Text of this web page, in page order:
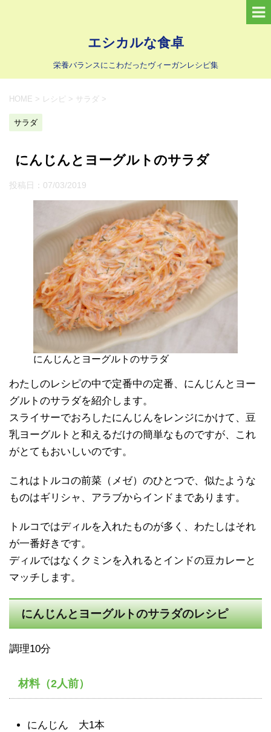
エシカルな食卓
栄養バランスにこわだったヴィーガンレシピ集
HOME > レシピ > サラダ >
サラダ
にんじんとヨーグルトのサラダ
投稿日： 07/03/2019
にんじんとヨーグルトのサラダ
わたしのレシピの中で定番中の定番、にんじんとヨー
グルトのサラダを紹介します。
スライサーでおろしたにんじんをレンジにかけて、豆
乳ヨーグルトと和えるだけの簡単なものですが、これ
がとてもおいしいのです。
これはトルコの前菜（メゼ）のひとつで、似たような
ものはギリシャ、アラブからインドまであります。
トルコではディルを入れたものが多く、わたしはそれ
が一番好きです。
ディルではなくクミンを入れるとインドの豆カレーと
マッチします。
にんじんとヨーグルトのサラダのレシピ
調理10分
材料（2人前）
にんじん 大1本